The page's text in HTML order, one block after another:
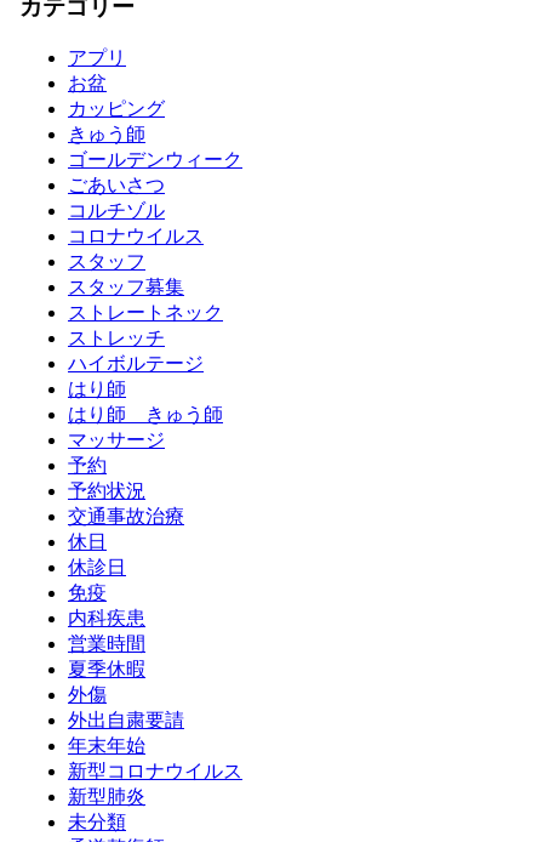
カテゴリー
アプリ
お盆
カッピング
きゅう師
ゴールデンウィーク
ごあいさつ
コルチゾル
コロナウイルス
スタッフ
スタッフ募集
ストレートネック
ストレッチ
ハイボルテージ
はり師
はり師 きゅう師
マッサージ
予約
予約状況
交通事故治療
休日
休診日
免疫
内科疾患
営業時間
夏季休暇
外傷
外出自粛要請
年末年始
新型コロナウイルス
新型肺炎
未分類